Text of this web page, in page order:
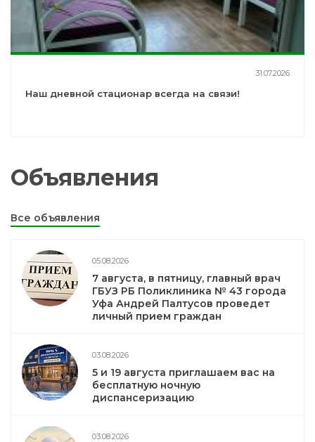
31.07.2026
Наш дневной стационар всегда на связи!
Объявления
Все объявления
05.08.2026
7 августа, в пятницу, главный врач
ГБУЗ РБ Поликлиника № 43 города
Уфа Андрей Палтусов проведет
личный прием граждан
03.08.2026
5 и 19 августа приглашаем вас на
бесплатную ночную
диспансеризацию
03.08.2026